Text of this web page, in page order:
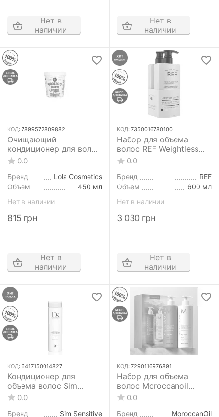
Нет в
наличии
Нет в
наличии
КОД: 7899572809882
Очищающий
кондиционер для волос
Lola Cosmetics Comigo
Ninguém Pode Co Wash
450 мл
0.0
Бренд
Lola Cosmetics
Объем
450 мл
Нет в наличии
815 грн
Нет в
наличии
КОД: 7350016780100
Набор для объема
волос REF Weightless
Volume Duo Shampoo &
Conditioner 600+600 мл
0.0
Бренд
REF
Объем
600 мл
Нет в наличии
3 030 грн
Нет в
наличии
КОД: 6417150014827
Кондиционер для
объема волос Sim
Sensitive DS Volume
Conditioner 200 мл
0.0
Бренд Sim Sensitive
КОД: 7290116976891
Набор для объема
волос Moroccanoil
Volume Shampoo &
Conditioner Duo 500 мл
+ 500 мл
0.0
Бренд MoroccanOil